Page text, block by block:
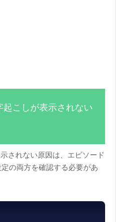
こしが表示されない
されない原因は、エピソード
の両方を確認する必要があ